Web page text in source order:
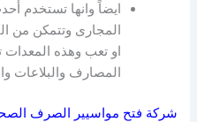
ايضاً وانها تستخدم
المجارى وتتمكن من
او تعب وهذه
المصارف والبلاعات
شركة فتح مواسيير الصرف